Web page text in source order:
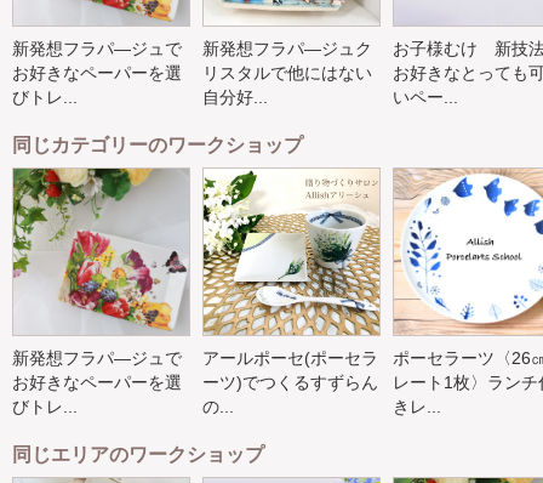
新発想フラパ―ジュで
お好きなペーパーを選
びトレ...
新発想フラパ―ジュク
リスタルで他にはない
自分好...
お子様むけ 新技
お好きなとっても
いペー...
同じカテゴリーのワークショップ
新発想フラパ―ジュで
お好きなペーパーを選
びトレ...
アールポーセ(ポーセラ
ーツ)でつくるすずらん
の...
ポーセラーツ〈26
レート1枚〉ランチ
きレ...
同じエリアのワークショップ